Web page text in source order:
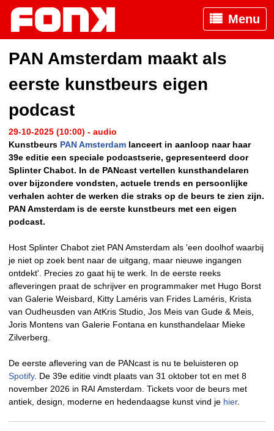
Menu
PAN Amsterdam maakt als
eerste kunstbeurs eigen
podcast
29-10-2025 (10:00) - audio
Kunstbeurs PAN Amsterdam lanceert in aanloop naar haar
39e editie een speciale podcastserie, gepresenteerd door
Splinter Chabot. In de PANcast vertellen kunsthandelaren
over bijzondere vondsten, actuele trends en persoonlijke
verhalen achter de werken die straks op de beurs te zien zijn.
PAN Amsterdam is de eerste kunstbeurs met een eigen
podcast.
Host Splinter Chabot ziet PAN Amsterdam als 'een doolhof waarbij
je niet op zoek bent naar de uitgang, maar nieuwe ingangen
ontdekt'. Precies zo gaat hij te werk. In de eerste reeks
afleveringen praat de schrijver en programmaker met Hugo Borst
van Galerie Weisbard, Kitty Laméris van Frides Laméris, Krista
van Oudheusden van AtKris Studio, Jos Meis van Gude & Meis,
Joris Montens van Galerie Fontana en kunsthandelaar Mieke
Zilverberg.
De eerste aflevering van de PANcast is nu te beluisteren op
Spotify. De 39e editie vindt plaats van 31 oktober tot en met 8
november 2026 in RAI Amsterdam. Tickets voor de beurs met
antiek, design, moderne en hedendaagse kunst vind je hier.